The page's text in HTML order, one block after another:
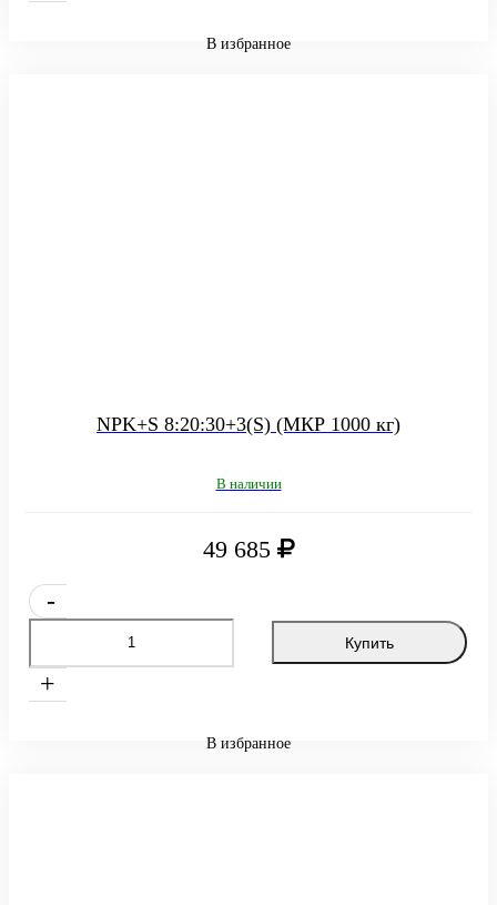
В избранное
NPK+S 8:20:30+3(S) (МКР 1000 кг)
В наличии
49 685
-
+
Купить
В избранное